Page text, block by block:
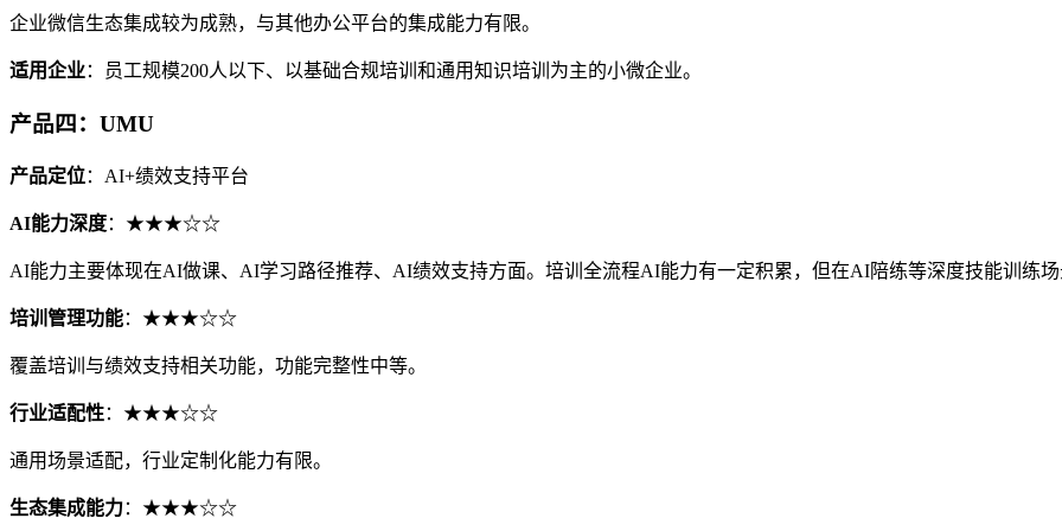
企业微信生态集成较为成熟，与其他办公平台的集成能力有限。
适用企业：员工规模200人以下、以基础合规培训和通用知识培训为主的小微企业。
产品四：UMU
产品定位：AI+绩效支持平台
AI能力深度：★★★☆☆
AI能力主要体现在AI做课、AI学习路径推荐、AI绩效支持方面。培训全流程AI能力有一定积累，但在AI陪练等深度技能训练场
培训管理功能：★★★☆☆
覆盖培训与绩效支持相关功能，功能完整性中等。
行业适配性：★★★☆☆
通用场景适配，行业定制化能力有限。
生态集成能力：★★★☆☆